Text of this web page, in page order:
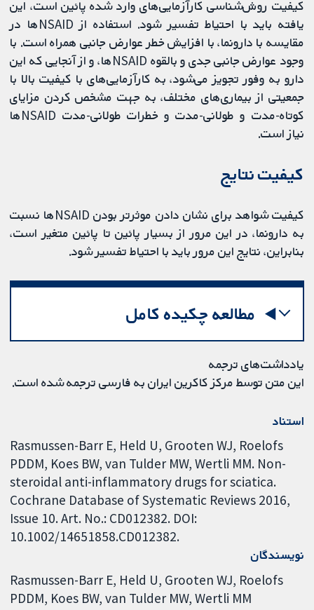
کیفیت روش‌شناسی کارآزمایی‌های وارد شده پائین است، این
یافته باید با احتیاط تفسیر شود. استفاده از NSAIDها در
مقایسه با دارونما، با افزایش خطر عوارض جانبی همراه است. با
وجود عوارض جانبی جدی و بالقوه NSAIDها، و از آنجایی که این
دارو به وفور تجویز می‌شود، به کارآزمایی‌های با کیفیت بالا با
جمعیتی از بیماری‌های مختلف، به جهت مشخص کردن مزایای
کوتاه-مدت و طولانی-مدت و خطرات طولانی-مدت NSAIDها
نیاز است.
کیفیت نتایج
کیفیت شواهد برای نشان دادن موثرتر بودن NSAIDها نسبت
به دارونما، در این مرور از بسیار پائین تا پائین متغیر است،
بنابراین، نتایج این مرور باید با احتیاط تفسیر شود.
مطالعه چکیده کامل
یادداشت‌های ترجمه
این متن توسط مرکز کاکرین ایران به فارسی ترجمه شده است.
استناد
Rasmussen-Barr E, Held U, Grooten WJ, Roelofs
PDDM, Koes BW, van Tulder MW, Wertli MM. Non-
steroidal anti-inflammatory drugs for sciatica.
Cochrane Database of Systematic Reviews 2016,
Issue 10. Art. No.: CD012382. DOI:
10.1002/14651858.CD012382.
نویسندگان
Rasmussen-Barr E Held U Grooten WJ Roelofs
PDDM Koes BW van Tulder MW Wertli MM